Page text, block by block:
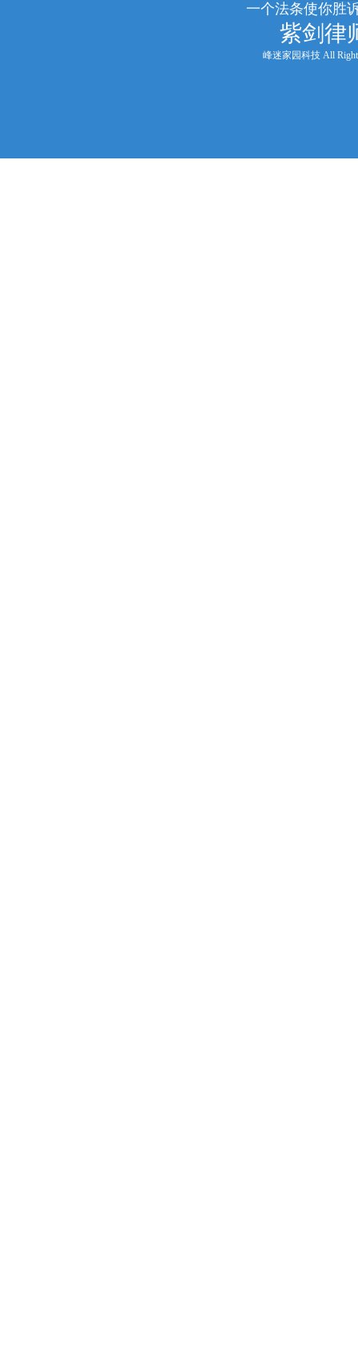
一个法条使你胜
紫剑律
峰迷家园科技 All